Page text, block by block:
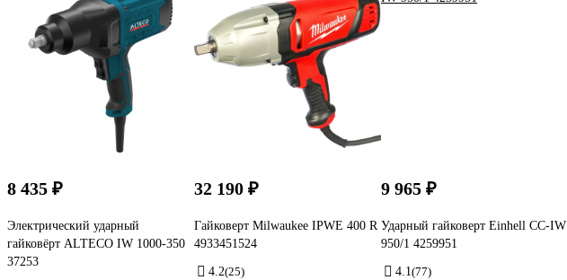
8 435 ₽
Электрический ударный
гайковёрт ALTECO IW 1000-350
37253
32 190 ₽
Гайковерт Milwaukee IPWE 400 R
4933451524
4.2(25)
9 965 ₽
Ударный гайковерт Einhell CC-IW
950/1 4259951
4.1(77)